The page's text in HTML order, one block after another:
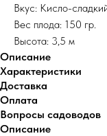
Вкус: Кисло-
Вес плода: 150 гр.
Высота: 3,5 м
Описание
Характеристики
Доставка
Оплата
Вопросы садоводов
Описание